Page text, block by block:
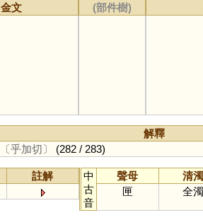
金文 (部件樹)
解釋
〔乎加切〕 (282 / 283)
註解
中
古
音
聲母 清濁
匣
全濁